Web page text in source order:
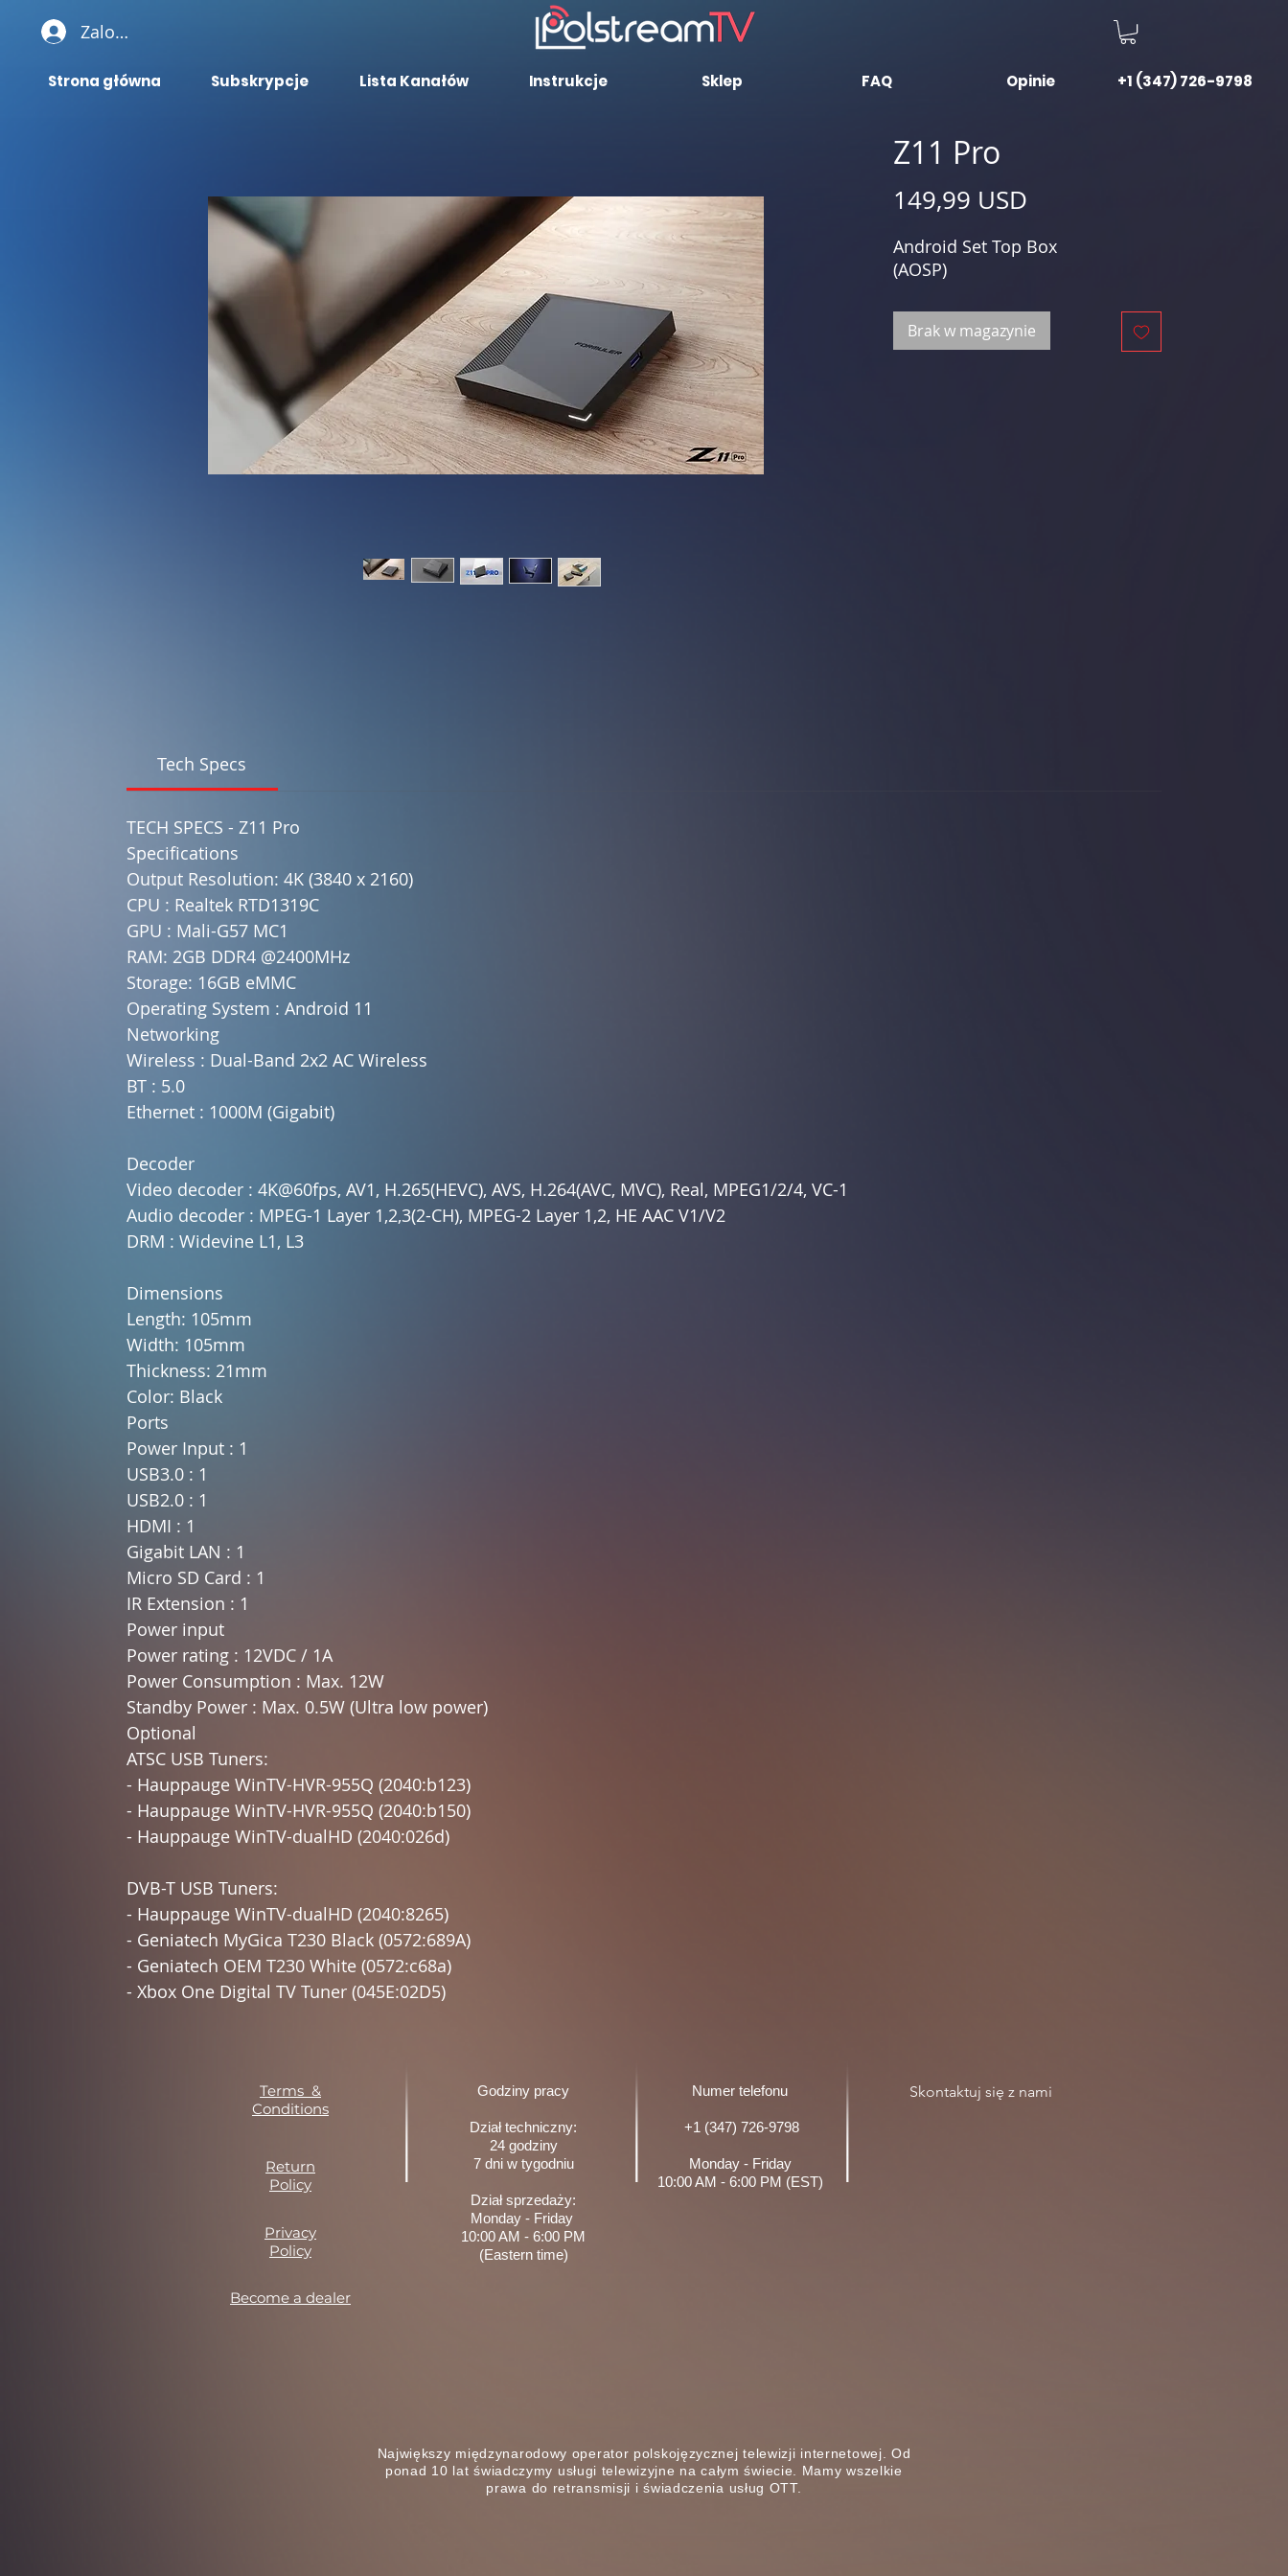
Zaloguj się
Strona główna Subskrypcje Lista Kanałów Instrukcje Sklep FAQ Opinie +1 (347) 726-9798
Z11 Pro
149,99 USD
Android Set Top Box
(AOSP)
Brak w magazynie
Tech Specs
TECH SPECS - Z11 Pro
Specifications
Output Resolution: 4K (3840 x 2160)
CPU : Realtek RTD1319C
GPU : Mali-G57 MC1
RAM: 2GB DDR4 @2400MHz
Storage: 16GB eMMC
Operating System : Android 11
Networking
Wireless : Dual-Band 2x2 AC Wireless
BT : 5.0
Ethernet : 1000M (Gigabit)
Decoder
Video decoder : 4K@60fps, AV1, H.265(HEVC), AVS, H.264(AVC, MVC), Real, MPEG1/2/4, VC-1
Audio decoder : MPEG-1 Layer 1,2,3(2-CH), MPEG-2 Layer 1,2, HE AAC V1/V2
DRM : Widevine L1, L3
Dimensions
Length: 105mm
Width: 105mm
Thickness: 21mm
Color: Black
Ports
Power Input : 1
USB3.0 : 1
USB2.0 : 1
HDMI : 1
Gigabit LAN : 1
Micro SD Card : 1
IR Extension : 1
Power input
Power rating : 12VDC / 1A
Power Consumption : Max. 12W
Standby Power : Max. 0.5W (Ultra low power)
Optional
ATSC USB Tuners:
- Hauppauge WinTV-HVR-955Q (2040:b123)
- Hauppauge WinTV-HVR-955Q (2040:b150)
- Hauppauge WinTV-dualHD (2040:026d)
DVB-T USB Tuners:
- Hauppauge WinTV-dualHD (2040:8265)
- Geniatech MyGica T230 Black (0572:689A)
- Geniatech OEM T230 White (0572:c68a)
- Xbox One Digital TV Tuner (045E:02D5)
Godziny pracy
Dział techniczny:
24 godziny
7 dni w tygodniu
Dział sprzedaży:
Monday - Friday
10:00 AM - 6:00 PM
(Eastern time)
Numer telefonu
+1 (347) 726-9798
Monday - Friday
10:00 AM - 6:00 PM (EST)
Skontaktuj się z nami
Terms &
Conditions
Return
Policy
Privacy
Policy
Become a dealer
Największy międzynarodowy operator polskojęzycznej telewizji internetowej. Od
ponad 10 lat świadczymy usługi telewizyjne na całym świecie. Mamy wszelkie
prawa do retransmisji i świadczenia usług OTT.